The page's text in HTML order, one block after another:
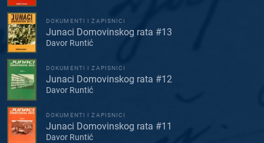
DOKUMENTI I ZAPISNICI
Junaci Domovinskog rata #13
Davor Runtić
DOKUMENTI I ZAPISNICI
Junaci Domovinskog rata #12
Davor Runtić
DOKUMENTI I ZAPISNICI
Junaci Domovinskog rata #11
Davor Runtić